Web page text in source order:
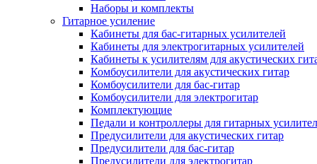
Наборы и комплекты
Гитарное усиление
Кабинеты для бас-гитарных усилителей
Кабинеты для электрогитарных усилителей
Кабинеты к усилителям для акустических
Комбоусилители для акустических гитар
Комбоусилители для бас-гитар
Комбоусилители для электрогитар
Комплектующие
Педали и контроллеры для гитарных
Предусилители для акустических гитар
Предусилители для бас-гитар
Предусилители для электрогитар